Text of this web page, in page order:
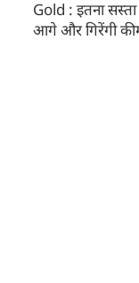
Gold : इतना
आगे और गिरेंगी